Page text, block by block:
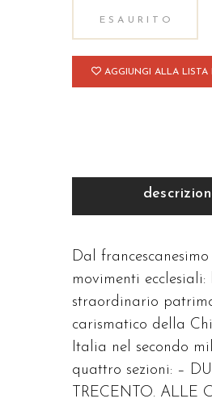
ESAURITO
AGGIUNGI ALLA LISTA
Dal
movimenti ecclesiali:
straordinario
carismatico della
Italia nel secondo
quattro sezioni: –
TRECENTO. ALLE